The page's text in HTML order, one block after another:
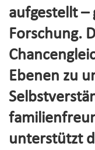
aufgestellt –
Forschung.
Ebenen zu
unterstützt